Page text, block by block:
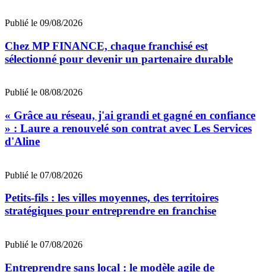
Publié le 09/08/2026
Chez MP FINANCE, chaque franchisé est
sélectionné pour devenir un partenaire durable
Publié le 08/08/2026
« Grâce au réseau, j'ai grandi et gagné en confiance
» : Laure a renouvelé son contrat avec Les Services
d'Aline
Publié le 07/08/2026
Petits-fils : les villes moyennes, des territoires
stratégiques pour entreprendre en franchise
Publié le 07/08/2026
Entreprendre sans local : le modèle agile de